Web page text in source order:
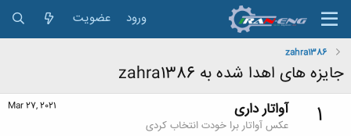
ورود عضویت
zahra1386
جایزه های اهدا شده به zahra1386
1
Mar 27, 2021 آواتار داری
عکس آواتار برا خودت انتخاب کردی